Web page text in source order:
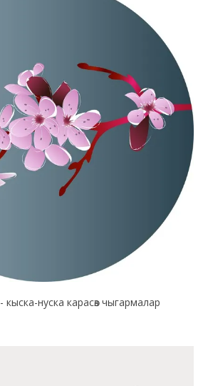
- кыска-нуска карасөз чыгармалар